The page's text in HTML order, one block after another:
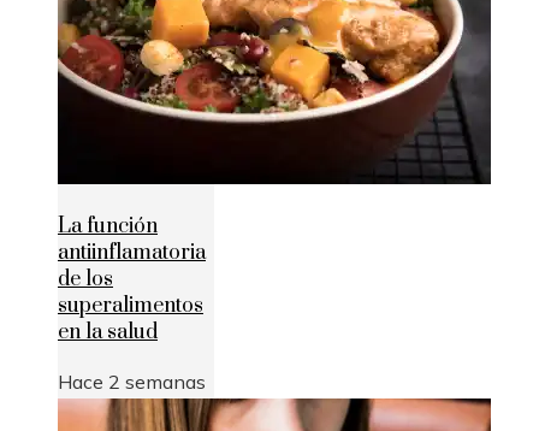
La función
antiinflamatoria
de los
superalimentos
en la salud
Hace 2 semanas